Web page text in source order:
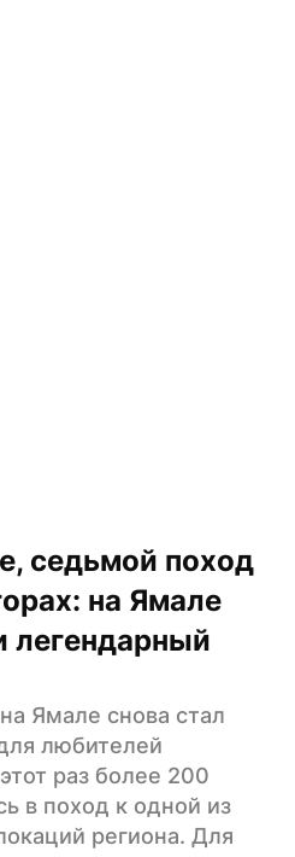
седьмой поход
на Ямале
легендарный
Ямале снова стал
любителей
раз более 200
в поход к одной из
региона. Для